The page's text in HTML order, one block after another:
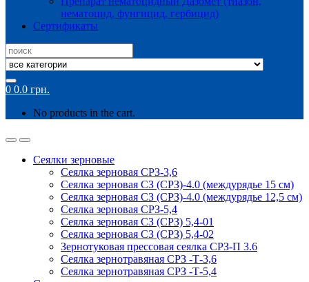
нематоцид, фунгицид, гербицид)
Сертификаты
Search
for:
0 0.0 грн.
No products in the cart.
Сеялки зерновые
Сеялка зерновая СРЗ-3,6
Сеялка зерновая СЗ (СРЗ)-4.0 (междурядье 15 см)
Сеялка зерновая СЗ (СРЗ)-4.0 (междурядье 12,5 см)
Сеялка зерновая СРЗ-5,4
Сеялка зерновая СЗ (СРЗ) 5,4-01
Сеялка зерновая СЗ (СРЗ) 5,4-02
Зернотуковая прессовая сеялка СРЗ-П 3.6
Сеялка зернотравяная СРЗ -Т-3,6
Сеялка зернотравяная СРЗ -Т-5,4